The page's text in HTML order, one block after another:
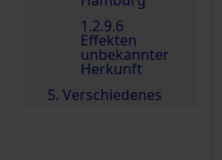
1.2.9.6
Effekten
unbekannter
Herkunft
5. Verschiedenes